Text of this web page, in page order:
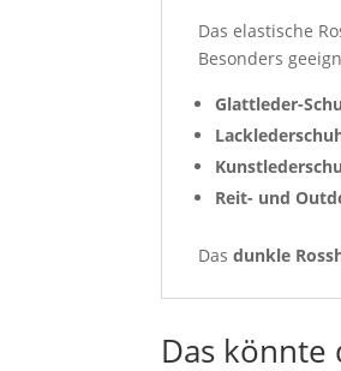
Das elastische
Besonders
Glattleder-
Reit- und
Dasdunkle
Das